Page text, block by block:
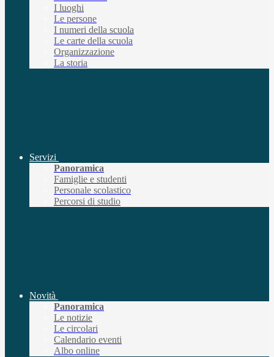
I luoghi
Le persone
I numeri della scuola
Le carte della scuola
Organizzazione
La storia
Servizi
Panoramica
Famiglie e studenti
Personale scolastico
Percorsi di studio
Novità
Panoramica
Le notizie
Le circolari
Calendario eventi
Albo online